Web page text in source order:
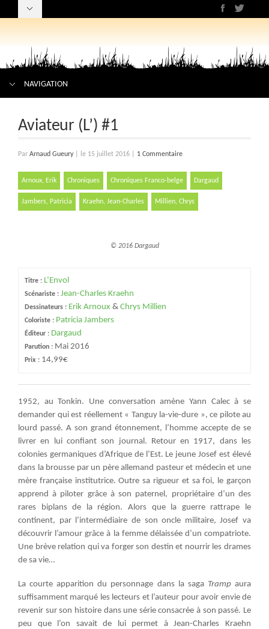
NAVIGATION
Aviateur (L’) #1
Par Arnaud Gueury le 15 juillet 2016 1 Commentaire
Arnoux, Erik Chroniques Chroniques Franco-belge Dargaud
Jambers, Patricia Kraehn, Jean-Charles Millien, Chrys
© 2016 Dargaud
Titre : L’Envol
Scénariste : Jean-Charles Kraehn
Dessinateurs : Erik Arnoux & Chrys Millien
Coloriste : Patricia Jambers
Éditeur : Dargaud
Parution : Mai 2016
Prix : 14,99€
1952, au Tonkin. Une conversation amène Yann Calec à se
demander qui est réellement « Tanguy la-vie-dure », ce pilote au
lourd passé. A son grand étonnement, l’homme accepte de se
livrer en lui confiant son journal. Retour en 1917, dans les
colonies germaniques d’Afrique de l’Est. Le jeune Josef est élevé
dans la brousse par un père allemand pasteur et médecin et une
mère française institutrice. Outre sa rigueur et sa foi, le garçon
apprend à piloter grâce à son paternel, propriétaire d’un des
rares biplans de la région. Alors que la guerre rattrape le
continent, par l’intermédiaire de son oncle militaire, Josef va
découvrir l’amour grâce à la femme délaissée d’un compatriote.
Une brève relation qui va forger son destin et nourrir les drames
de sa vie…
La courte apparition du personnage dans la saga Trampaura
suffisamment marqué les lecteurs et l’auteur pour avoir envie de
revenir sur son histoire dans une série consacrée à son passé. Le
peu que l’on savait de lui permet à Jean-Charles Kraehn